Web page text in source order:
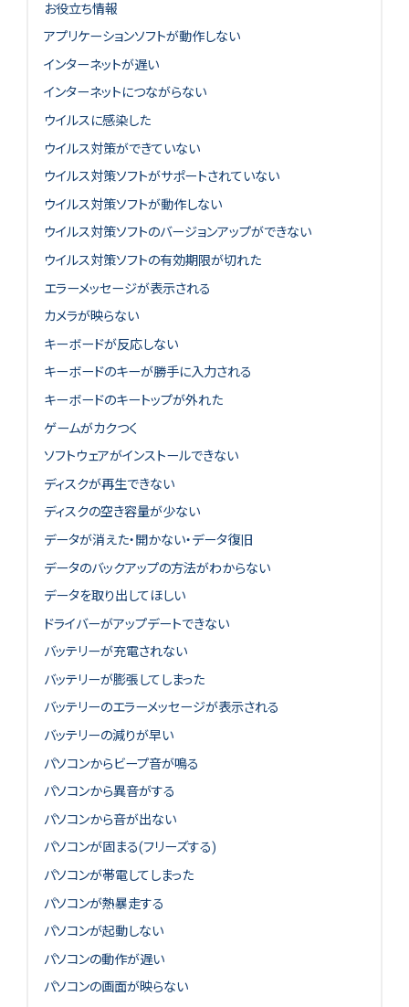
お役立ち情報
アプリケーションソフトが動作しない
インターネットが遅い
インターネットにつながらない
ウイルスに感染した
ウイルス対策ができていない
ウイルス対策ソフトがサポートされていない
ウイルス対策ソフトが動作しない
ウイルス対策ソフトのバージョンアップができない
ウイルス対策ソフトの有効期限が切れた
エラーメッセージが表示される
カメラが映らない
キーボードが反応しない
キーボードのキーが勝手に入力される
キーボードのキートップが外れた
ゲームがカクつく
ソフトウェアがインストールできない
ディスクが再生できない
ディスクの空き容量が少ない
データが消えた・開かない・データ復旧
データのバックアップの方法がわからない
データを取り出してほしい
ドライバーがアップデートできない
バッテリーが充電されない
バッテリーが膨張してしまった
バッテリーのエラーメッセージが表示される
バッテリーの減りが早い
パソコンからビープ音が鳴る
パソコンから異音がする
パソコンから音が出ない
パソコンが固まる(フリーズする)
パソコンが帯電してしまった
パソコンが熱暴走する
パソコンが起動しない
パソコンの動作が遅い
パソコンの画面が映らない